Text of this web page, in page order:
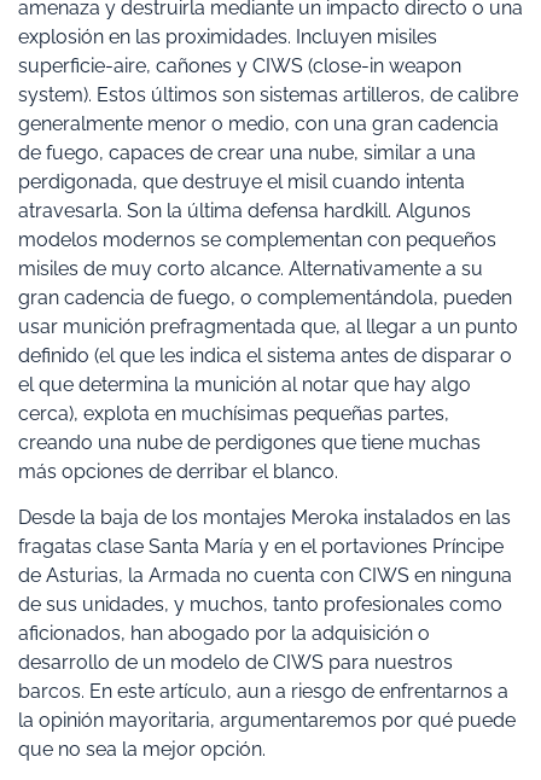
amenaza y destruirla mediante un impacto directo o una
explosión en las proximidades. Incluyen misiles
superficie-aire, cañones y CIWS (close-in weapon
system). Estos últimos son sistemas artilleros, de calibre
generalmente menor o medio, con una gran cadencia
de fuego, capaces de crear una nube, similar a una
perdigonada, que destruye el misil cuando intenta
atravesarla. Son la última defensa hardkill. Algunos
modelos modernos se complementan con pequeños
misiles de muy corto alcance. Alternativamente a su
gran cadencia de fuego, o complementándola, pueden
usar munición prefragmentada que, al llegar a un punto
definido (el que les indica el sistema antes de disparar o
el que determina la munición al notar que hay algo
cerca), explota en muchísimas pequeñas partes,
creando una nube de perdigones que tiene muchas
más opciones de derribar el blanco.
Desde la baja de los montajes Meroka instalados en las
fragatas clase Santa María y en el portaviones Príncipe
de Asturias, la Armada no cuenta con CIWS en ninguna
de sus unidades, y muchos, tanto profesionales como
aficionados, han abogado por la adquisición o
desarrollo de un modelo de CIWS para nuestros
barcos. En este artículo, aun a riesgo de enfrentarnos a
la opinión mayoritaria, argumentaremos por qué puede
que no sea la mejor opción.